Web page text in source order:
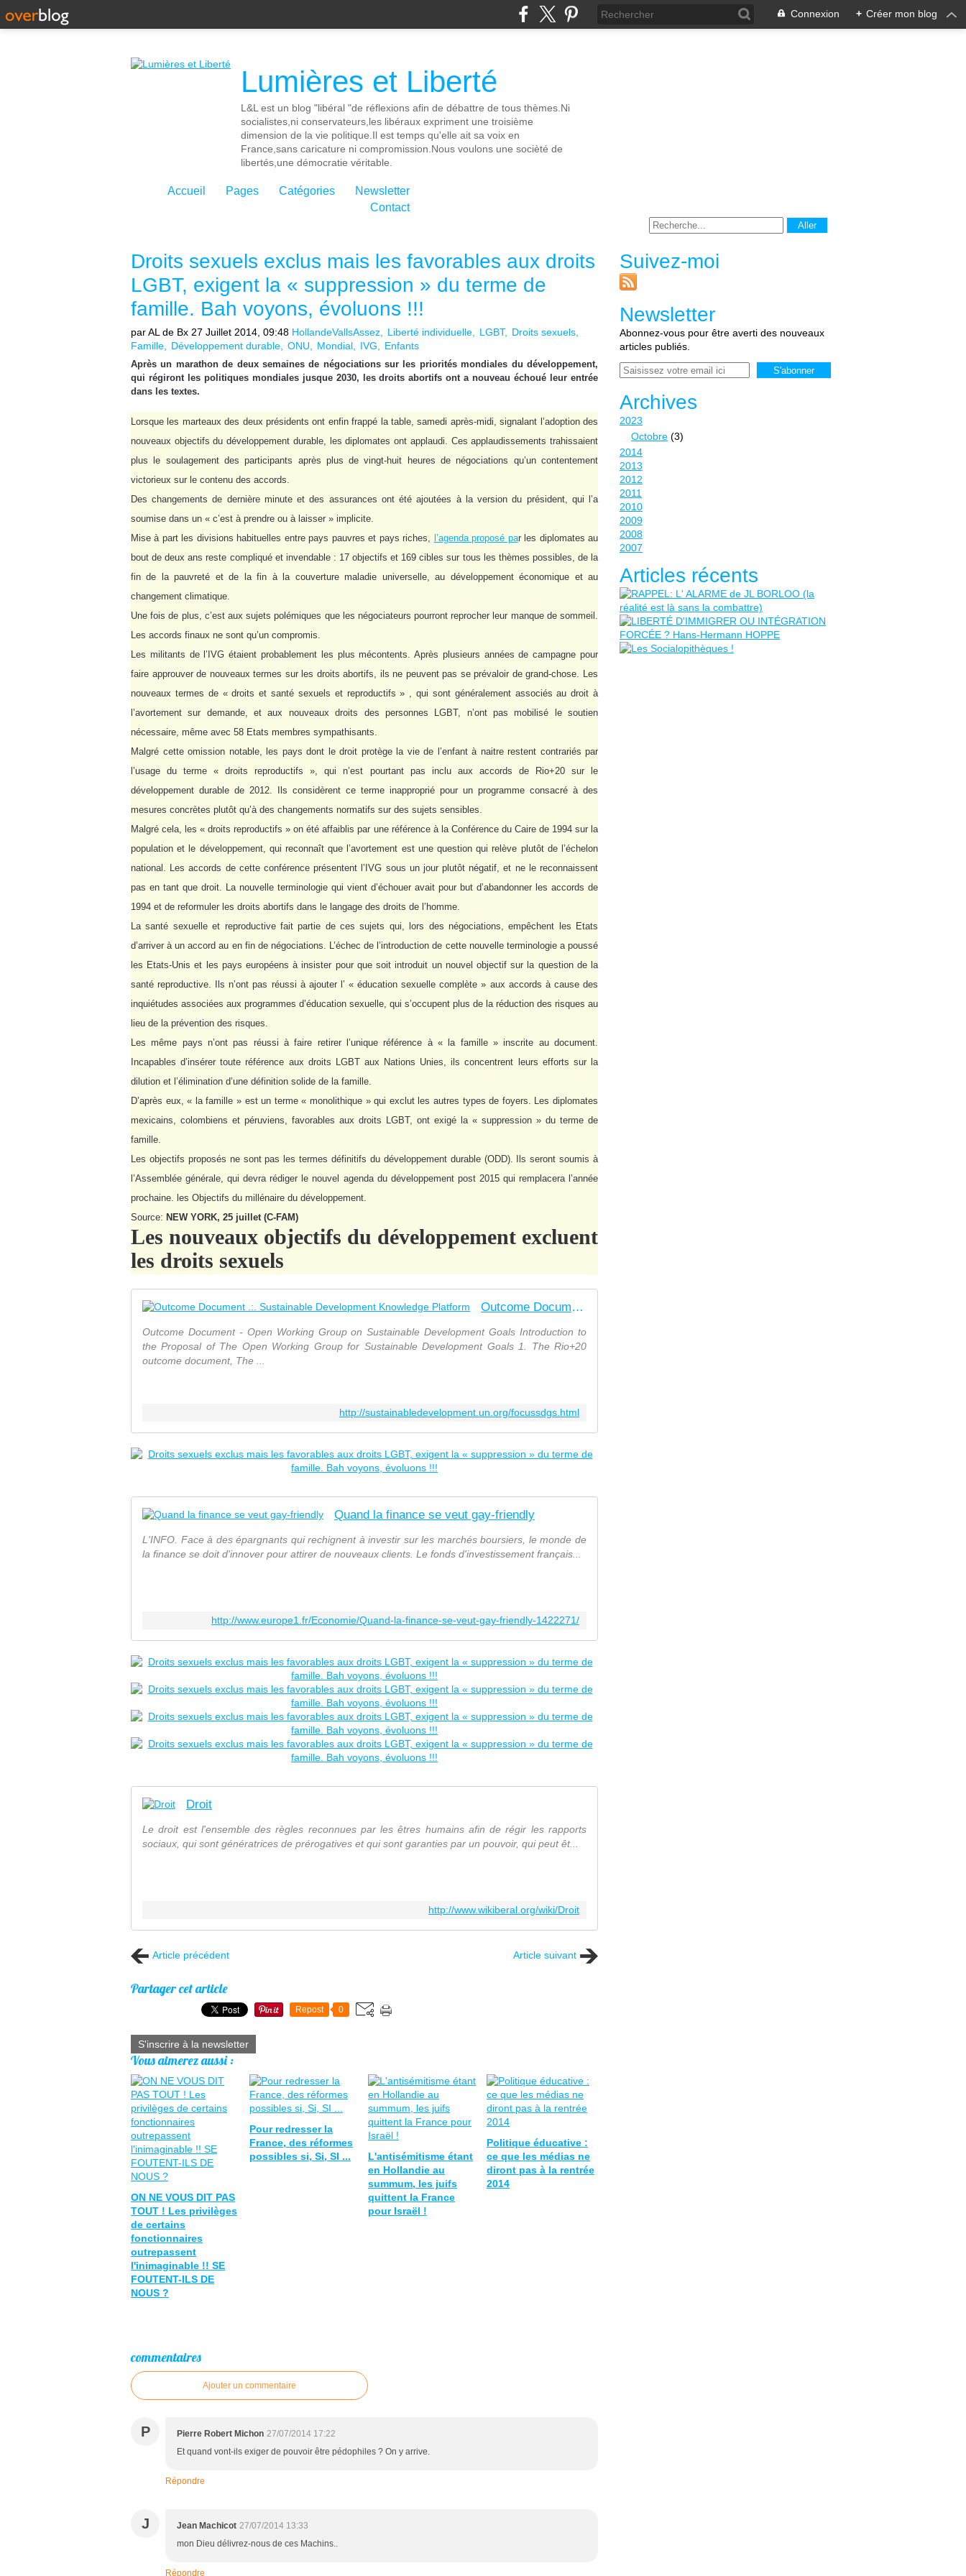
Connexion + Créer mon blog
Lumières et Liberté
L&L est un blog "libéral "de réflexions afin de débattre de tous thèmes.Ni
socialistes,ni conservateurs,les libéraux expriment une troisième
dimension de la vie politique.Il est temps qu'elle ait sa voix en
France,sans caricature ni compromission.Nous voulons une socièté de
libertés,une démocratie véritable.
Accueil Pages Catégories
Newsletter
Contact
Droits sexuels exclus mais les favorables aux droits
LGBT, exigent la « suppression » du terme de
famille. Bah voyons, évoluons !!!
par AL de Bx 27 Juillet 2014, 09:48 HollandeVallsAssez Liberté individuelle LGBT
Droits sexuels
Famille
Développement durable ONU Mondial IVG Enfants
Après un marathon de deux semaines de négociations sur les priorités mondiales du développement,
qui régiront les politiques mondiales jusque 2030, les droits abortifs ont a nouveau échoué leur entrée
dans les textes.
Lorsque les marteaux des deux présidents ont enfin frappé la table, samedi après-midi, signalant l’adoption des
nouveaux objectifs du développement durable, les diplomates ont applaudi. Ces applaudissements trahissaient
plus le soulagement des participants après plus de vingt-huit heures de négociations qu’un contentement
victorieux sur le contenu des accords.
Des changements de dernière minute et des assurances ont été ajoutées à la version du président, qui l’a
soumise dans un « c’est à prendre ou à laisser » implicite.
Mise à part les divisions habituelles entre pays pauvres et pays riches, l’agenda proposé par les diplomates au
bout de deux ans reste compliqué et invendable : 17 objectifs et 169 cibles sur tous les thèmes possibles, de la
fin de la pauvreté et de la fin à la couverture maladie universelle, au développement économique et au
changement climatique.
Une fois de plus, c’est aux sujets polémiques que les négociateurs pourront reprocher leur manque de sommeil.
Les accords finaux ne sont qu’un compromis.
Les militants de l’IVG étaient probablement les plus mécontents. Après plusieurs années de campagne pour
faire approuver de nouveaux termes sur les droits abortifs, ils ne peuvent pas se prévaloir de grand-chose. Les
nouveaux termes de « droits et santé sexuels et reproductifs » , qui sont généralement associés au droit à
l’avortement sur demande, et aux nouveaux droits des personnes LGBT, n’ont pas mobilisé le soutien
nécessaire, même avec 58 Etats membres sympathisants.
Malgré cette omission notable, les pays dont le droit protège la vie de l’enfant à naitre restent contrariés par
l’usage du terme « droits reproductifs », qui n’est pourtant pas inclu aux accords de Rio+20 sur le
développement durable de 2012. Ils considèrent ce terme inapproprié pour un programme consacré à des
mesures concrètes plutôt qu’à des changements normatifs sur des sujets sensibles.
Malgré cela, les « droits reproductifs » on été affaiblis par une référence à la Conférence du Caire de 1994 sur la
population et le développement, qui reconnaît que l’avortement est une question qui relève plutôt de l’échelon
national. Les accords de cette conférence présentent l’IVG sous un jour plutôt négatif, et ne le reconnaissent
pas en tant que droit. La nouvelle terminologie qui vient d’échouer avait pour but d’abandonner les accords de
1994 et de reformuler les droits abortifs dans le langage des droits de l’homme.
La santé sexuelle et reproductive fait partie de ces sujets qui, lors des négociations, empêchent les Etats
d’arriver à un accord au en fin de négociations. L’échec de l’introduction de cette nouvelle terminologie a poussé
les Etats-Unis et les pays européens à insister pour que soit introduit un nouvel objectif sur la question de la
santé reproductive. Ils n’ont pas réussi à ajouter l’ « éducation sexuelle complète » aux accords à cause des
inquiétudes associées aux programmes d’éducation sexuelle, qui s’occupent plus de la réduction des risques au
lieu de la prévention des risques.
Les même pays n’ont pas réussi à faire retirer l’unique référence à « la famille » inscrite au document.
Incapables d’insérer toute référence aux droits LGBT aux Nations Unies, ils concentrent leurs efforts sur la
dilution et l’élimination d’une définition solide de la famille.
D’après eux, « la famille » est un terme « monolithique » qui exclut les autres types de foyers. Les diplomates
mexicains, colombiens et péruviens, favorables aux droits LGBT, ont exigé la « suppression » du terme de
famille.
Les objectifs proposés ne sont pas les termes définitifs du développement durable (ODD). Ils seront soumis à
l’Assemblée générale, qui devra rédiger le nouvel agenda du développement post 2015 qui remplacera l’année
prochaine. les Objectifs du millénaire du développement.
Source: NEW YORK, 25 juillet (C-FAM)
Les nouveaux objectifs du développement excluent
les droits sexuels
Outcome Document .:. Sustainable Development Knowledge Platform
Outcome Document - Open Working Group on Sustainable Development Goals Introduction to
the Proposal of The Open Working Group for Sustainable Development Goals 1. The Rio+20
outcome document, The ...
http://sustainabledevelopment.un.org/focussdgs.html
Quand la finance se veut gay-friendly
L'INFO. Face à des épargnants qui rechignent à investir sur les marchés boursiers, le monde de
la finance se doit d'innover pour attirer de nouveaux clients. Le fonds d'investissement français...
http://www.europe1.fr/Economie/Quand-la-finance-se-veut-gay-friendly-1422271/
Droit
Le droit est l'ensemble des règles reconnues par les êtres humains afin de régir les rapports
sociaux, qui sont génératrices de prérogatives et qui sont garanties par un pouvoir, qui peut êt...
http://www.wikiberal.org/wiki/Droit
Article précédent Article suivant
Partager cet article
Repost 0
S'inscrire à la newsletter
Vous aimerez aussi :
ON NE VOUS DIT PAS
TOUT ! Les privilèges
de certains
fonctionnaires
outrepassent
l'inimaginable !! SE
FOUTENT-ILS DE
NOUS ?
Pour redresser la
France, des réformes
possibles si, Si, SI ...
L'antisémitisme étant
en Hollandie au
summum, les juifs
quittent la France
pour Israël !
Politique éducative :
ce que les médias ne
diront pas à la rentrée
2014
commentaires
Ajouter un commentaire
P Pierre Robert Michon 27/07/2014 17:22
Et quand vont-ils exiger de pouvoir être pédophiles ? On y arrive.
Répondre
J Jean Machicot 27/07/2014 13:33
mon Dieu délivrez-nous de ces Machins..
Répondre
Suivez-moi
Newsletter
Abonnez-vous pour être averti des nouveaux
articles publiés.
Email
Archives
2023
Octobre (3)
2014
2013
2012
2011
2010
2009
2008
2007
Articles récents